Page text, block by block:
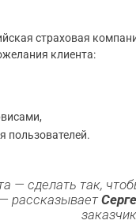
страховая
клиента:
пользователей.
— сделать так,
рассказывает